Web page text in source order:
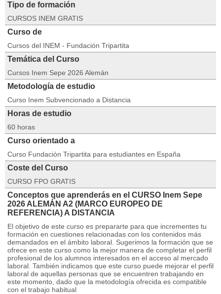
Tipo de formación
CURSOS INEM GRATIS
Curso de
Cursos del INEM - Fundación Tripartita
Temática del Curso
Cursos Inem Sepe 2026 Alemán
Metodología de estudio
Curso Inem Subvencionado a Distancia
Horas de estudio
60 horas
Curso orientado a
Curso Fundación Tripartita para estudiantes en España
Coste del Curso
CURSO FPO GRATIS
Conceptos que aprenderás en el CURSO Inem Sepe
2026 ALEMÁN A2 (MARCO EUROPEO DE
REFERENCIA) A DISTANCIA
El objetivo de este curso es prepararte para que incrementes tu
formación en cuestiones relacionadas con los contenidos más
demandados en el ámbito laboral. Sugerimos la formación que se
ofrece en este curso como la mejor manera de completar el perfil
profesional de los alumnos interesados en el acceso al mercado
laboral. También indicamos que este curso puede mejorar el perfil
laboral de aquellas personas que se encuentren trabajando en
este momento, dado que la metodología ofrecida es compatible
con el trabajo habitual